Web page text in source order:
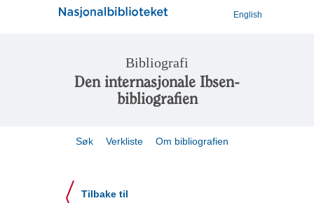
English
Bibliografi
Den internasjonale Ibsen-
bibliografien
Søk Verkliste Om bibliografien
Tilbake til